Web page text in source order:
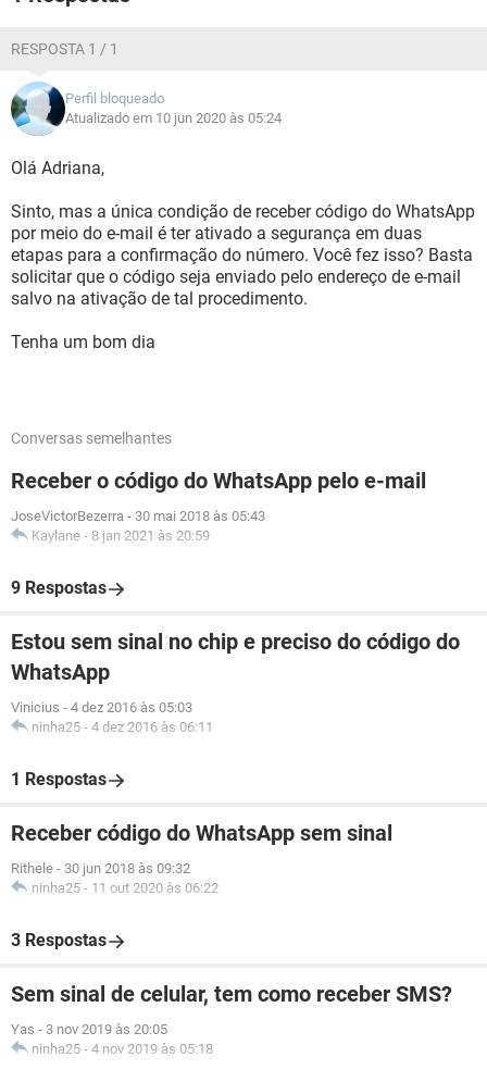
RESPOSTA 1 / 1
Perfil bloqueado
Atualizado em 10 jun 2020 às 05:24
Olá Adriana,
Sinto, mas a única condição de receber código do WhatsApp
por meio do e-mail é ter ativado a segurança em duas
etapas para a confirmação do número. Você fez isso? Basta
solicitar que o código seja enviado pelo endereço de e-mail
salvo na ativação de tal procedimento.
Tenha um bom dia
Conversas semelhantes
Receber o código do WhatsApp pelo e-mail
JoseVictorBezerra - 30 mai 2018 às 05:43
Kaylane - 8 jan 2021 às 20:59
9 Respostas
Estou sem sinal no chip e preciso do código do
WhatsApp
Vinicius - 4 dez 2016 às 05:03
ninha25 - 4 dez 2016 às 06:11
1 Respostas
Receber código do WhatsApp sem sinal
Rithele - 30 jun 2018 às 09:32
ninha25 - 11 out 2020 às 06:22
3 Respostas
Sem sinal de celular, tem como receber SMS?
Yas - 3 nov 2019 às 20:05
ninha25 - 4 nov 2019 às 05:18